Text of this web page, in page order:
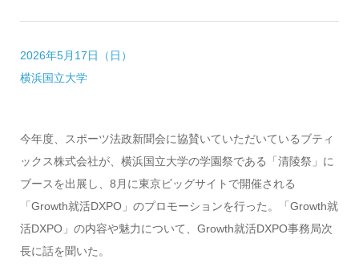
2026年5月17日（日）
横浜国立大学
今年度、スポーツ法政新聞会に協賛いていただいているブティ
ックス株式会社が、横浜国立大学の学園祭である「清陵祭」に
ブースを出展し、8月に東京ビッグサイトで開催される
「Growth就活DXPO」のプロモーションを行った。「Growth就
活DXPO」の内容や魅力について、Growth就活DXPO事務局次
長に話を聞いた。